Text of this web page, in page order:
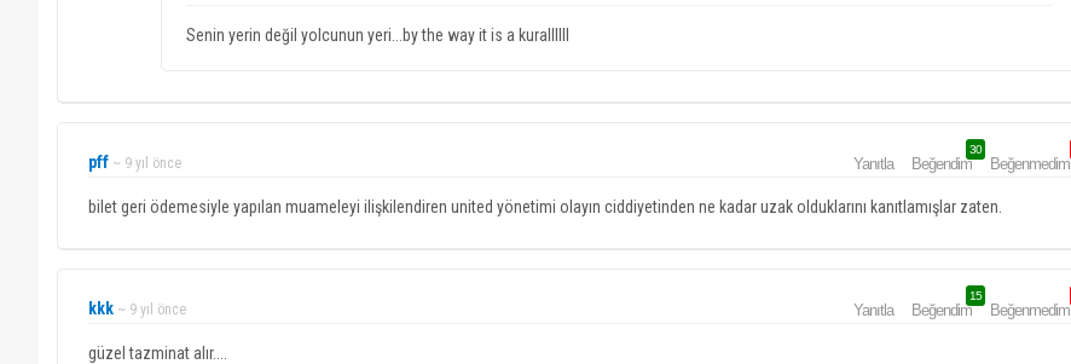
Senin yerin değil yolcunun yeri...by the way it is a kurallllll
pff ~ 9 yıl önce Yanıtla Beğendim
30
Beğenmedim
bilet geri ödemesiyle yapılan muameleyi ilişkilendiren united yönetimi olayın ciddiyetinden ne kadar uzak olduklarını kanıtlamışlar zaten.
kkk ~ 9 yıl önce Yanıtla Beğendim
15
Beğenmedim
güzel tazminat alır....